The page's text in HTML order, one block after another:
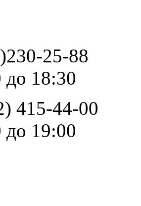
25-88
до 18:30
415-44-00
до 19:00